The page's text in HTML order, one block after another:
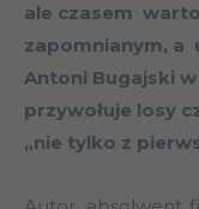
ale czasem
zapomnianym, a
Antoni Bugajski w
przywołuje losy
„nie tylko z